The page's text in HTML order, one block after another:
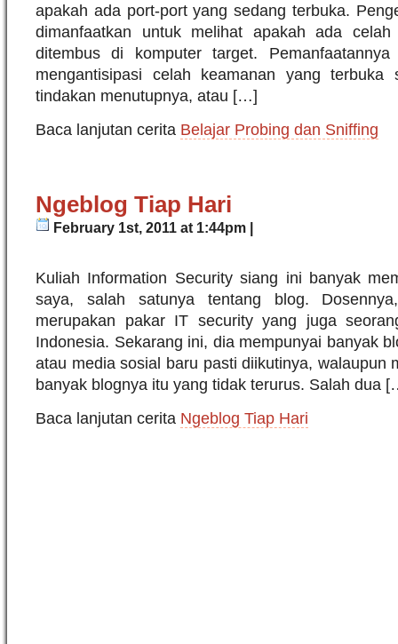
apakah ada port-port yang sedang terbuka.
dimanfaatkan untuk melihat apakah ada
ditembus di komputer target.
mengantisipasi celah keamanan yang terbuka
tindakan menutupnya, atau […]
Baca lanjutan cerita Belajar Probing dan Sniffing
Ngeblog Tiap Hari
February 1st, 2011 at 1:44pm |
Kuliah Information Security siang ini banyak
saya, salah satunya tentang blog.
merupakan pakar IT security yang juga
Indonesia. Sekarang ini, dia mempunyai banyak
atau media sosial baru pasti diikutinya, walaupun
banyak blognya itu yang tidak terurus. Salah dua
Baca lanjutan cerita Ngeblog Tiap Hari